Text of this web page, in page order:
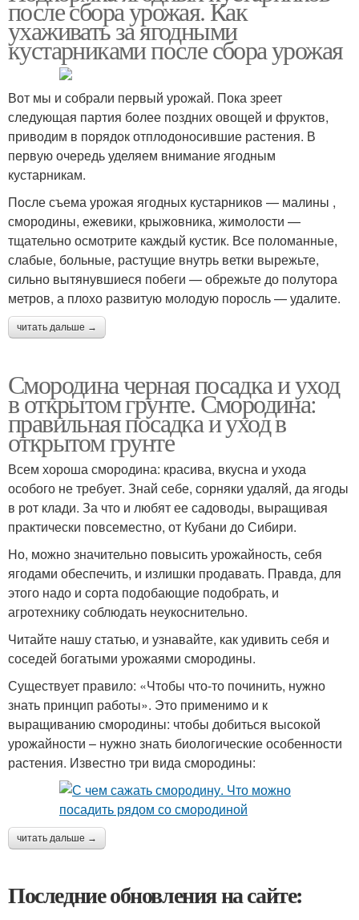
после сбора урожая. Как
ухаживать за ягодными
кустарниками после сбора урожая
Вот мы и собрали первый урожай. Пока зреет
следующая партия более поздних овощей и фруктов,
приводим в порядок отплодоносившие растения. В
первую очередь уделяем внимание ягодным
кустарникам.
После съема урожая ягодных кустарников — малины ,
смородины, ежевики, крыжовника, жимолости —
тщательно осмотрите каждый кустик. Все поломанные,
слабые, больные, растущие внутрь ветки вырежьте,
сильно вытянувшиеся побеги — обрежьте до полутора
метров, а плохо развитую молодую поросль — удалите.
читать дальше →
Смородина черная посадка и уход
в открытом грунте. Смородина:
правильная посадка и уход в
открытом грунте
Всем хороша смородина: красива, вкусна и ухода
особого не требует. Знай себе, сорняки удаляй, да ягоды
в рот клади. За что и любят ее садоводы, выращивая
практически повсеместно, от Кубани до Сибири.
Но, можно значительно повысить урожайность, себя
ягодами обеспечить, и излишки продавать. Правда, для
этого надо и сорта подобающие подобрать, и
агротехнику соблюдать неукоснительно.
Читайте нашу статью, и узнавайте, как удивить себя и
соседей богатыми урожаями смородины.
Существует правило: «Чтобы что-то починить, нужно
знать принцип работы». Это применимо и к
выращиванию смородины: чтобы добиться высокой
урожайности – нужно знать биологические особенности
растения. Известно три вида смородины:
читать дальше →
Последние обновления на сайте: